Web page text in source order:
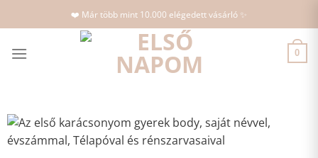
to
❤️ Már több mint 10.000 elégedett vásárló ✨
0